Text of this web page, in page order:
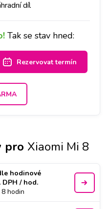
zařízení od kapaliny,
co je třeba opravit a
budeme informovat.
proces, doba trvání je
díl
Tak se stav hned:
Rezervovat termín
pro Xiaomi Mi 8
hodinové
DPH / hod.
hodin